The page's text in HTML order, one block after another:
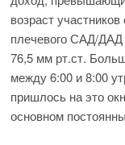
возраст
плечевого САД/ДАД
76,5 мм рт.ст.
между 6:00 и 8:00
пришлось на это
основном